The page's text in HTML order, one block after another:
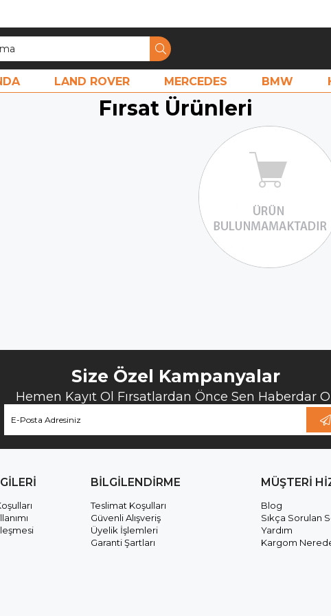
LAND ROVER MERCEDES BMW
Fırsat Ürünleri
Size Özel Kampanyalar
Hemen Kayıt Ol Fırsatlardan Önce Sen Haberdar
BİLGİLENDİRME
Teslimat Koşulları
Güvenli Alışveriş
Üyelik İşlemleri
Garanti Şartları
MÜŞTERİ
Blog
Sıkça Sorulan
Yardım
Kargom